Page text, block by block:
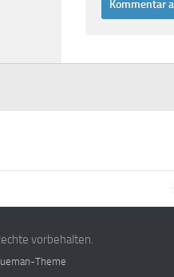
vorbehalten.
Theme